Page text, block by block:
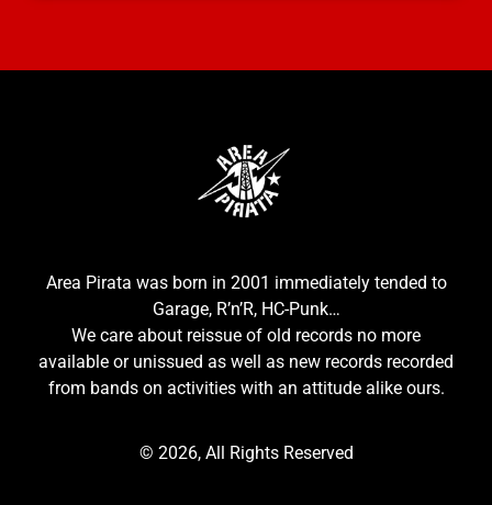
Area Pirata was born in 2001 immediately tended to
Garage, R’n’R, HC-Punk…
We care about reissue of old records no more
available or unissued as well as new records recorded
from bands on activities with an attitude alike ours.
© 2026, All Rights Reserved